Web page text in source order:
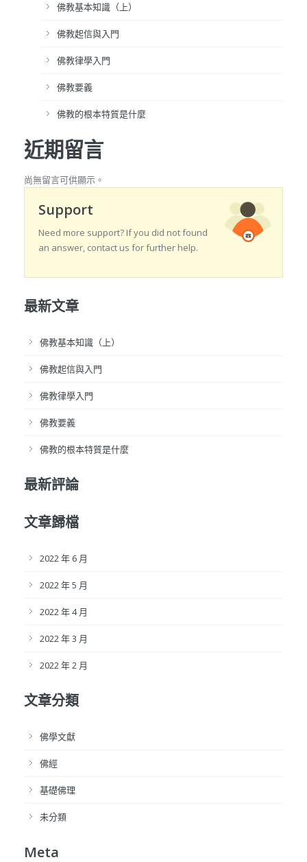
佛教基本知識（上）
佛教起信與入門
佛教律學入門
佛教要義
佛教的根本特質是什麼
近期留言
尚無留言可供顯示。
Support
Need more support? If you did not found
an answer, contact us for further help.
最新文章
佛教基本知識（上）
佛教起信與入門
佛教律學入門
佛教要義
佛教的根本特質是什麼
最新評論
文章歸檔
2022 年 6 月
2022 年 5 月
2022 年 4 月
2022 年 3 月
2022 年 2 月
文章分類
佛學文獻
佛經
基礎佛理
未分類
Meta